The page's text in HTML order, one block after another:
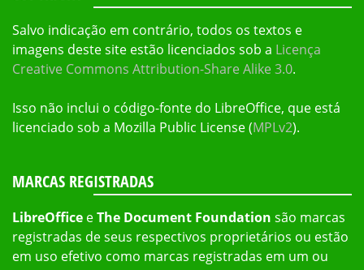
Salvo indicação em contrário, todos os textos e
imagens deste site estão licenciados sob a Licença
Creative Commons Attribution-Share Alike 3.0.
Isso não inclui o código-fonte do LibreOffice, que está
licenciado sob a Mozilla Public License (MPLv2).
MARCAS REGISTRADAS
LibreOffice eThe Document Foundation são marcas
registradas de seus respectivos proprietários ou estão
em uso efetivo como marcas registradas em um ou